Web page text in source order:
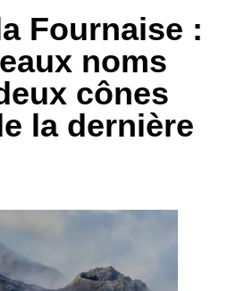
Fournaise :
noms
cônes
la dernière